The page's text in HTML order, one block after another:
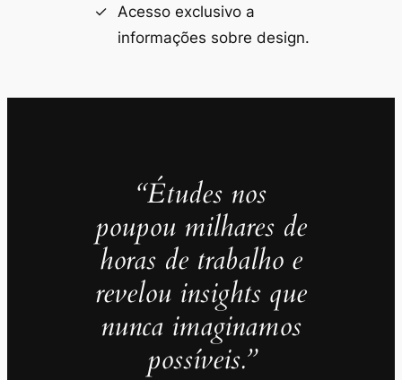
Acesso exclusivo a
informações sobre design.
“Études nos
poupou milhares de
horas de trabalho e
revelou insights que
nunca imaginamos
possíveis.”